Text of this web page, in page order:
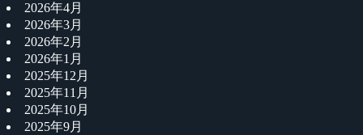
2026年4月
2026年3月
2026年2月
2026年1月
2025年12月
2025年11月
2025年10月
2025年9月